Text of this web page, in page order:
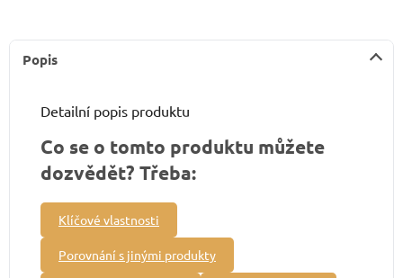
Popis
Detailní popis produktu
Co se o tomto produktu můžete
dozvědět? Třeba:
Klíčové vlastnosti
Porovnání s jinými produkty